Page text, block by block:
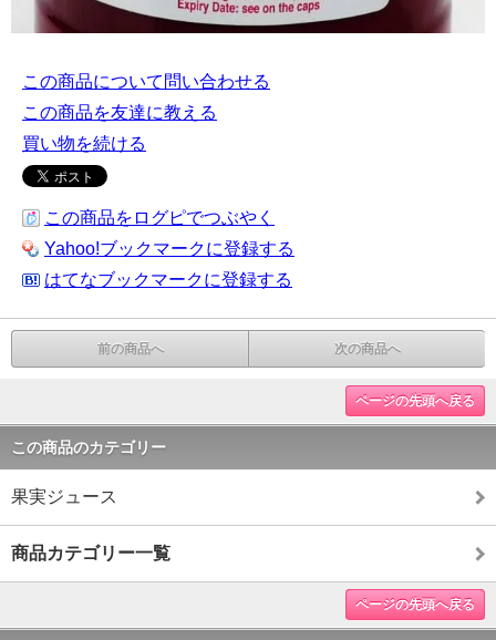
この商品について問い合わせる
この商品を友達に教える
買い物を続ける
この商品をログピでつぶやく
Yahoo!ブックマークに登録する
はてなブックマークに登録する
前の商品へ 次の商品へ
ページの先頭へ戻る
この商品のカテゴリー
果実ジュース
商品カテゴリー一覧
ページの先頭へ戻る